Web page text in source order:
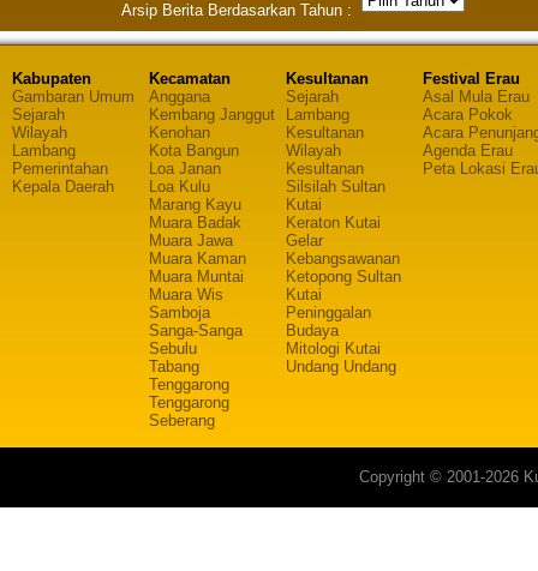
Arsip Berita Berdasarkan Tahun :
Kabupaten
Gambaran Umum
Sejarah
Wilayah
Lambang
Pemerintahan
Kepala Daerah
Kecamatan
Anggana
Kembang Janggut
Kenohan
Kota Bangun
Loa Janan
Loa Kulu
Marang Kayu
Muara Badak
Muara Jawa
Muara Kaman
Muara Muntai
Muara Wis
Samboja
Sanga-Sanga
Sebulu
Tabang
Tenggarong
Tenggarong
Seberang
Kesultanan
Sejarah
Lambang
Kesultanan
Wilayah
Kesultanan
Silsilah Sultan
Kutai
Keraton Kutai
Gelar
Kebangsawanan
Ketopong Sultan
Kutai
Peninggalan
Budaya
Mitologi Kutai
Undang Undang
Festival Erau
Asal Mula Erau
Acara Pokok
Acara
Agenda Erau
Peta Lokasi
Copyright © 2001-2026